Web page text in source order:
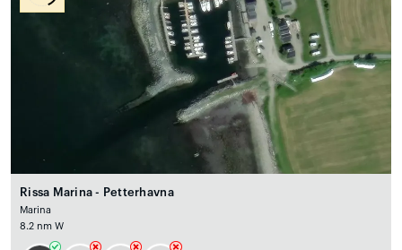
Rissa Marina - Petterhavna
Marina
8.2 nm W